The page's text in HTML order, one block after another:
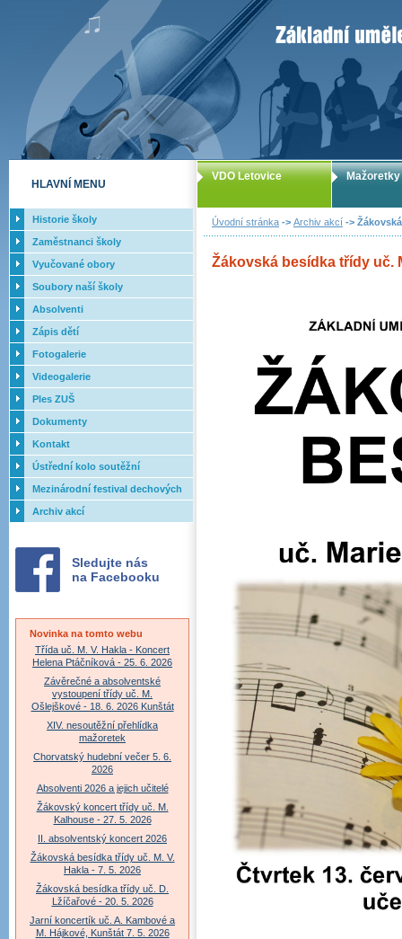
ZUŠ Letovice
Úvodní stránka -> Archiv akcí ->
Žákovská besídka třídy uč.
VDO Letovice Mažoretky
HLAVNÍ MENU
Historie školy
Zaměstnanci školy
Vyučované obory
Soubory naší školy
Absolventi
Zápis dětí
Fotogalerie
Videogalerie
Ples ZUŠ
Dokumenty
Kontakt
Ústřední kolo soutěžní
přehlídky dechových orchestrů
ZUŠ - 2017
Mezinárodní festival dechových
orchestrů - Letovice
Archiv akcí
Sledujte nás
na Facebooku
Novinka na tomto webu
Třída uč. M. V. Hakla - Koncert
Helena Ptáčníková - 25. 6. 2026
Závěrečné a absolventské
vystoupení třídy uč. M.
Ošlejškové - 18. 6. 2026 Kunštát
XIV. nesoutěžní přehlídka
mažoretek
Chorvatský hudební večer 5. 6.
2026
Absolventi 2026 a jejich učitelé
Žákovský koncert třídy uč. M.
Kalhouse - 27. 5. 2026
II. absolventský koncert 2026
Žákovská besídka třídy uč. M. V.
Hakla - 7. 5. 2026
Žákovská besídka třídy uč. D.
Lžíčařové - 20. 5. 2026
Jarní koncertík uč. A. Kambové a
M. Hájkové, Kunštát 7. 5. 2026